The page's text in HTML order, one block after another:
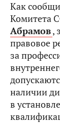
Как
Комитета
Абрамов,
правовое
за
наличии
в